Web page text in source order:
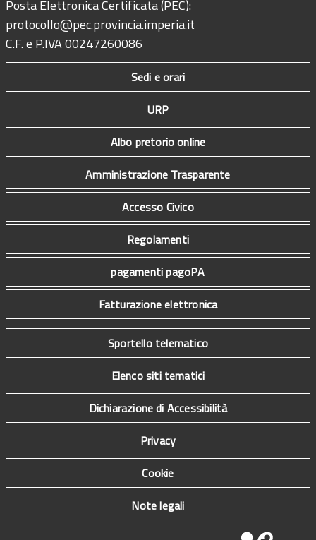
Posta Elettronica Certificata (PEC):
protocollo@pec.provincia.imperia.it
C.F. e P.IVA 00247260086
Sedi e orari
URP
Albo pretorio online
Amministrazione Trasparente
Accesso Civico
Regolamenti
pagamenti pagoPA
Fatturazione elettronica
Sportello telematico
Elenco siti tematici
Dichiarazione di Accessibilità
Privacy
Cookie
Note legali